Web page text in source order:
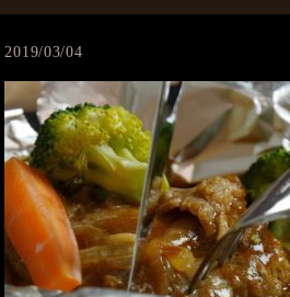
2019/03/04